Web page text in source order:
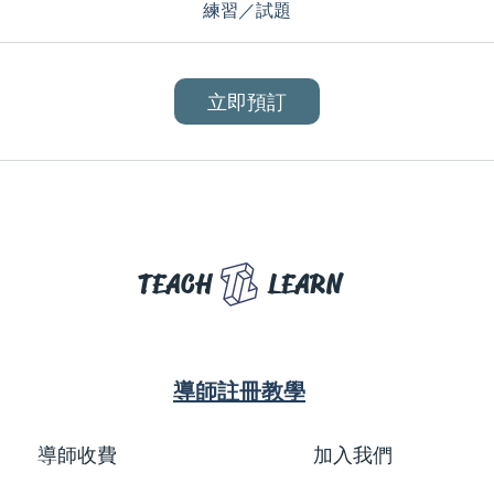
練習／試題
立即預訂
TEACH LEARN
導師註冊教學
導師收費 加入我們